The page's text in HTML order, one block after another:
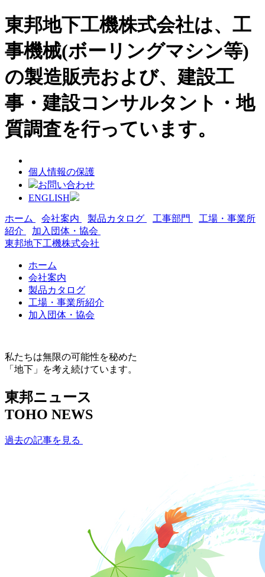
東邦地下工機株式会社は、工
事機械(ボーリングマシン等)
の製造販売および、建設工
事・建設コンサルタント・地
質調査を行っています。
個人情報の保護
お問い合わせ
ENGLISH
ホーム 会社案内 製品カタログ 工事部門
工場・事業所
紹介
加入団体・協会
東邦地下工機株式会社
ホーム
会社案内
製品カタログ
工場・事業所紹介
加入団体・協会
私たちは無限の可能性を秘めた
「地下」を考え続けています。
東邦ニュース
TOHO NEWS
過去の記事を見る